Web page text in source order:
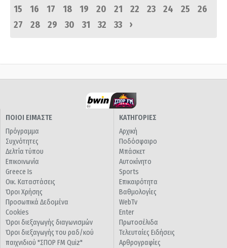
15
16 17 18 19 20 21 22 23 24 25
26
27
28 29 30 31 32 33 ›
ΠΟΙΟΙ ΕΙΜΑΣΤΕ
Πρόγραμμα
Συχνότητες
Δελτία τύπου
Επικοινωνία
Greece Is
Οικ. Καταστάσεις
Όροι Χρήσης
Προσωπικά Δεδομένα
Cookies
Όροι διεξαγωγής διαγωνισμών
Όροι διεξαγωγής του ραδ/κού
παιχνιδιού "ΣΠΟΡ FM Quiz"
ΚΑΤΗΓΟΡΙΕΣ
Αρχική
Ποδόσφαιρο
Μπάσκετ
Αυτοκίνητο
Sports
Επικαιρότητα
Βαθμολογίες
WebTv
Enter
Πρωτοσέλιδα
Τελευταίες Ειδήσεις
Αρθρογραφίες